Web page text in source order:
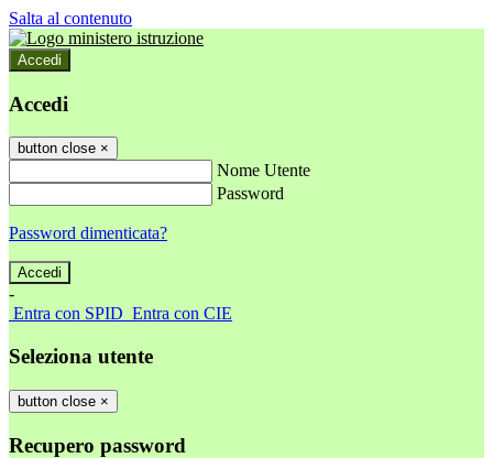
Salta al contenuto
Accedi
Accedi
button close ×
Nome Utente
Password
Password dimenticata?
-
Entra con SPID Entra con CIE
Seleziona utente
button close ×
Recupero password